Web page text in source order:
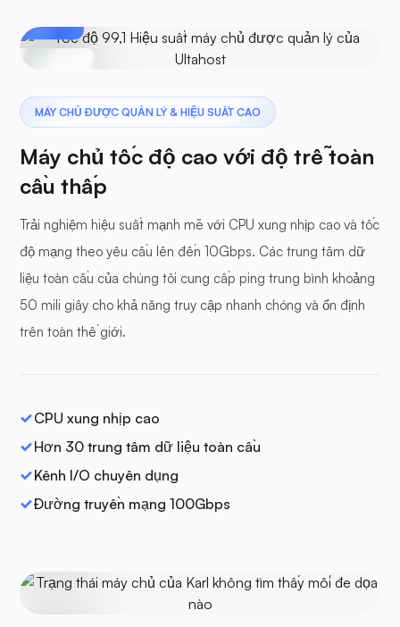
MÁY CHỦ ĐƯỢC QUẢN LÝ & HIỆU SUẤT CAO
Máy chủ tốc độ cao với độ trễ toàn
cầu thấp
Trải nghiệm hiệu suất mạnh mẽ với CPU xung nhịp cao và tốc
độ mạng theo yêu cầu lên đến 10Gbps. Các trung tâm dữ
liệu toàn cầu của chúng tôi cung cấp ping trung bình khoảng
50 mili giây cho khả năng truy cập nhanh chóng và ổn định
trên toàn thế giới.
CPU xung nhịp cao
Hơn 30 trung tâm dữ liệu toàn cầu
Kênh I/O chuyên dụng
Đường truyền mạng 100Gbps